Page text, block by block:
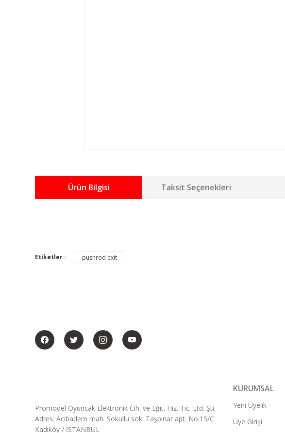
Ürün Bilgisi Taksit Seçenekleri
Etiketler : pushrod exit
Promodel Oyuncak Elektronik Cih. ve Eğit. Hiz. Tic. Ltd. Şti.
Adres: Acıbadem mah. Sokullu sok. Taşpınar apt. No:15/C
Kadıköy / İSTANBUL
KURUMSAL
Yeni Üyelik
Üye Girişi